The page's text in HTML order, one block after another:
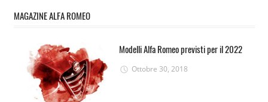
MAGAZINE ALFA ROMEO
Modelli Alfa Romeo previsti per il 2022
Ottobre 30, 2018